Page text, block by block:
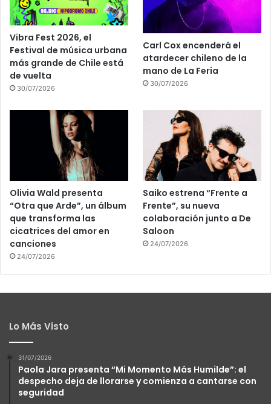
Vibra Fest 2026, el
Festival de música urbana
más grande de Chile está
de vuelta
30/07/2026
Carl Cox encenderá el
atardecer chileno de la
mano de La Feria
30/07/2026
Olivia Wald presenta
“Otra que Arde”, un álbum
que transforma las
cicatrices del amor en
canciones
24/07/2026
Saiko estrena “Frente a
Frente”, su nueva
colaboración junto a De
Saloon
24/07/2026
Lo Más Visto
31/07/2026
Paola Jara presenta “Mi Momento Más Humilde”: el
despecho deja de llorarse y comienza a cantarse con
seguridad